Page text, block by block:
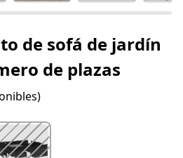
de sofá de jardín
de plazas